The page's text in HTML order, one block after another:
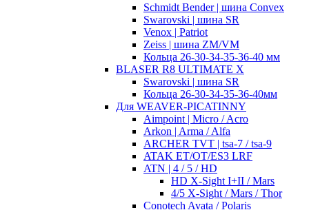
Schmidt Bender | шина Convex
Swarovski | шина SR
Venox | Patriot
Zeiss | шина ZM/VM
Кольца 26-30-34-35-36-40 мм
BLASER R8 ULTIMATE X
Swarovski | шина SR
Кольца 26-30-34-35-36-40мм
Для WEAVER-PICATINNY
Aimpoint | Micro / Acro
Arkon | Arma / Alfa
ARCHER TVT | tsa-7 / tsa-9
ATAK ET/OT/ES3 LRF
ATN | 4 / 5 / HD
HD X-Sight I+II / Mars
4/5 X-Sight / Mars / Thor
Conotech Avata / Polaris